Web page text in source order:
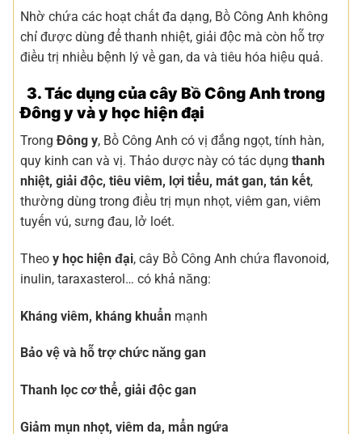
Nhờ chứa các hoạt chất đa dạng, Bồ Công Anh không
chỉ được dùng để thanh nhiệt, giải độc mà còn hỗ trợ
điều trị nhiều bệnh lý về gan, da và tiêu hóa hiệu quả.
3. Tác dụng của cây Bồ Công Anh trong
Đông y và y học hiện đại
Trong Đông y, Bồ Công Anh có vị đắng ngọt, tính hàn,
quy kinh can và vị. Thảo dược này có tác dụng thanh
nhiệt, giải độc, tiêu viêm, lợi tiểu, mát gan, tán kết,
thường dùng trong điều trị mụn nhọt, viêm gan, viêm
tuyến vú, sưng đau, lở loét.
Theo y học hiện đại, cây Bồ Công Anh chứa flavonoid,
inulin, taraxasterol… có khả năng:
Kháng viêm, kháng khuẩn mạnh
Bảo vệ và hỗ trợ chức năng gan
Thanh lọc cơ thể, giải độc gan
Giảm mụn nhọt, viêm da, mẩn ngứa